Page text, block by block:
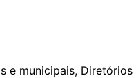
e municipais,